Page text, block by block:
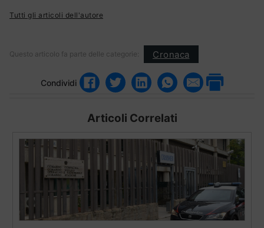
Tutti gli articoli dell'autore
Questo articolo fa parte delle categorie: Cronaca
Condividi
Articoli Correlati